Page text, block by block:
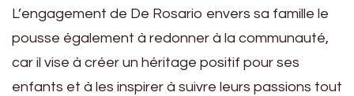
L’engagement de De Rosario envers sa famille le
pousse également à redonner à la communauté,
car il vise à créer un héritage positif pour ses
enfants et à les inspirer à suivre leurs passions tout